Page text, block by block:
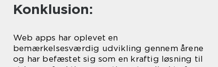
Konklusion:
Web apps har oplevet en
bemærkelsesværdig udvikling gennem årene
og har befæstet sig som en kraftig løsning til